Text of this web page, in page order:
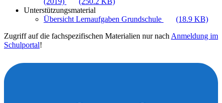
Unterstützungsmaterial
Übersicht Lernaufgaben Grundschule
(18.9 KB)
Zugriff auf die fachspezifischen Materialien nur nach Anmeldung im
Schulportal!